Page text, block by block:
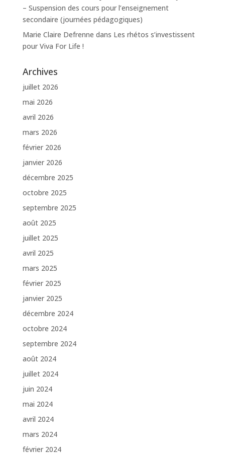
– Suspension des cours pour l’enseignement
secondaire (journées pédagogiques)
Marie Claire Defrenne dans Les rhétos s’investissent
pour Viva For Life !
Archives
juillet 2026
mai 2026
avril 2026
mars 2026
février 2026
janvier 2026
décembre 2025
octobre 2025
septembre 2025
août 2025
juillet 2025
avril 2025
mars 2025
février 2025
janvier 2025
décembre 2024
octobre 2024
septembre 2024
août 2024
juillet 2024
juin 2024
mai 2024
avril 2024
mars 2024
février 2024